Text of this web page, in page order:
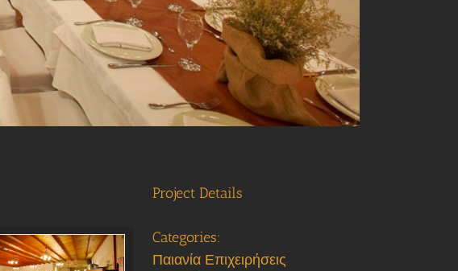
Project Details
Categories:
Παιανία Επιχειρήσεις